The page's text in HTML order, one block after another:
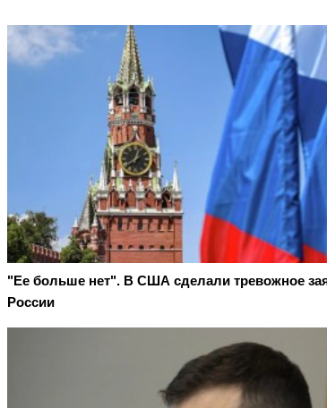
"Ее больше нет". В США сделали тревожное
России